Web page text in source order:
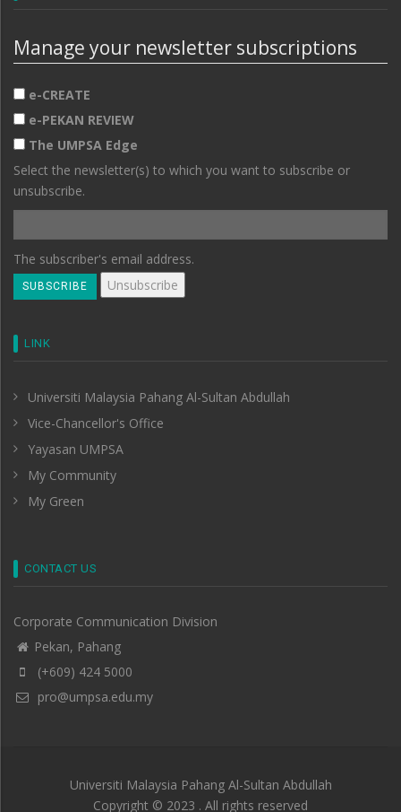
Manage your newsletter subscriptions
e-CREATE
e-PEKAN REVIEW
The UMPSA Edge
Select the newsletter(s) to which you want to subscribe or
unsubscribe.
The subscriber's email address.
LINK
Universiti Malaysia Pahang Al-Sultan Abdullah
Vice-Chancellor's Office
Yayasan UMPSA
My Community
My Green
CONTACT US
Corporate Communication Division
Pekan, Pahang
(+609) 424 5000
pro@umpsa.edu.my
Universiti Malaysia Pahang Al-Sultan Abdullah
Copyright © 2023 . All rights reserved